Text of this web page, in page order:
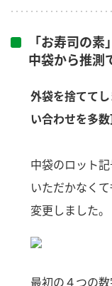
レシピカテゴリ一覧
商品からレシピを探
商品カテゴリ
酢
新商品一覧
キャンペーン情報
ブランド・スペシャ
「お寿司の
中袋から推測
外袋を捨てて
い合わせを多数
中袋のロット
いただかなく
変更しました。
最初の４つの